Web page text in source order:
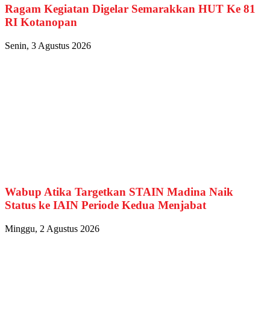
Ragam Kegiatan Digelar Semarakkan HUT Ke 81
RI Kotanopan
Senin, 3 Agustus 2026
Wabup Atika Targetkan STAIN Madina Naik
Status ke IAIN Periode Kedua Menjabat
Minggu, 2 Agustus 2026